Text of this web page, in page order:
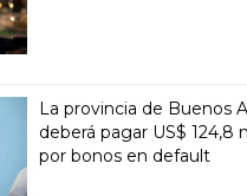
La provincia de Buenos
deberá pagar US$ 124,8
por bonos en default